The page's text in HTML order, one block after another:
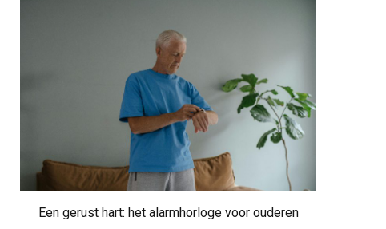
Een gerust hart: het alarmhorloge voor ouderen